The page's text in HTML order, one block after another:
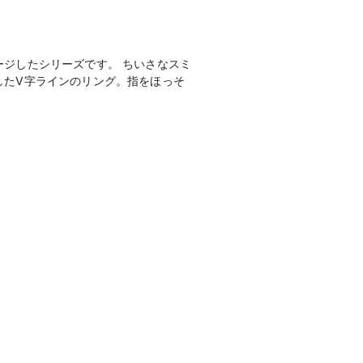
したシリーズです。 ちいさなスミ
V字ラインのリング。指をほっそ